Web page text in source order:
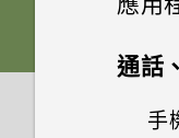
應
系
無
安
管
通話
手